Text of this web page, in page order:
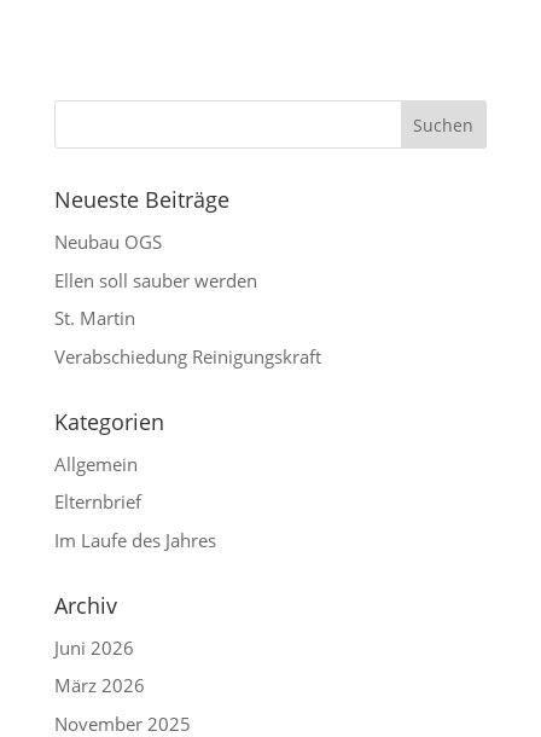
Neueste Beiträge
Neubau OGS
Ellen soll sauber werden
St. Martin
Verabschiedung Reinigungskraft
Kategorien
Allgemein
Elternbrief
Im Laufe des Jahres
Archiv
Juni 2026
März 2026
November 2025